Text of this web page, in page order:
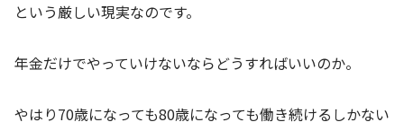
という厳しい現実なのです。
年金だけでやっていけないならどうすればいいのか。
やはり70歳になっても80歳になっても働き続けるしかない